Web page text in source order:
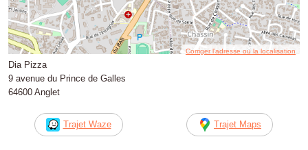
Corriger l’adresse ou la localisation
Dia Pizza
9 avenue du Prince de Galles
64600 Anglet
Trajet Waze Trajet Maps